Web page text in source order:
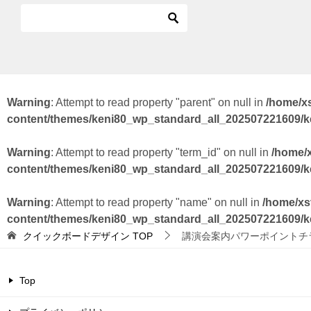
Warning: Attempt to read property "parent" on null in /home/
content/themes/keni80_wp_standard_all_202507221609/
Warning: Attempt to read property "term_id" on null in /home/
content/themes/keni80_wp_standard_all_202507221609/
Warning: Attempt to read property "name" on null in /home/
content/themes/keni80_wp_standard_all_202507221609/
クイックボードデザイン TOP 講演会案内パワーポイント
Top